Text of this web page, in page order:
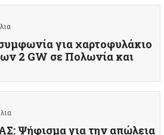
για χαρτοφυλάκιο
2 GW σε Πολωνία και
Ψήφισμα για την απώλεια